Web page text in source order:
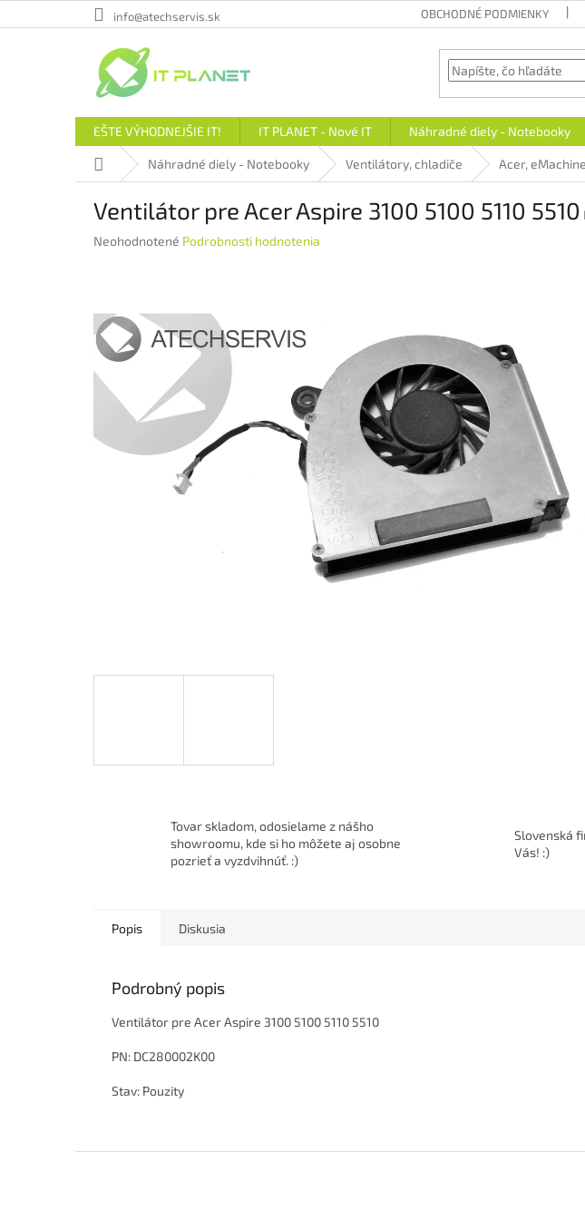
na
info@atechservis.sk OBCHODNÉ PODMIENKY
EŠTE VÝHODNEJŠIE IT! IT PLANET - Nové IT Náhradné diely - Notebooky
DomovNáhradné diely - Notebooky Ventilátory, chladiče Acer,
Ventilátor pre Acer Aspire 3100 5100 5110 5510
Priemerné
z
5
hviezdičiek.
Neohodnotené Podrobnosti hodnotenia
Tovar skladom, odosielame z nášho
showroomu, kde si ho môžete aj osobne
pozrieť a vyzdvihnúť. :)
Slovenská
Vás! :)
Popis Diskusia
Podrobný popis
Ventilátor pre Acer Aspire 3100 5100 5110 5510
PN: DC280002K00
Stav: Pouzity